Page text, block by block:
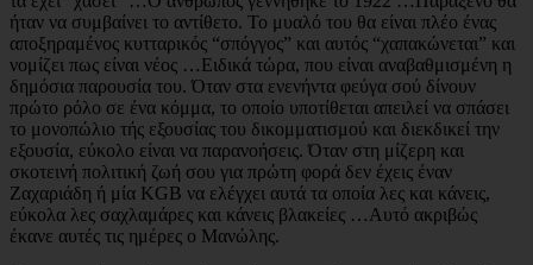
ήταν να συμβαίνει το αντίθετο. Το μυαλό του θα είναι πλέο ένας
αποξηραμένος κυτταρικός “σπόγγος” και αυτός “χαπακώνεται” και
νομίζει πως είναι νέος …Ειδικά τώρα, που είναι αναβαθμισμένη η
δημόσια παρουσία του. Όταν στα ενενήντα φεύγα σού δίνουν
πρώτο ρόλο σε ένα κόμμα, το οποίο υποτίθεται απειλεί να σπάσει
το μονοπώλιο τής εξουσίας του δικομματισμού και διεκδικεί την
εξουσία, εύκολο είναι να παρανοήσεις. Όταν στη μίζερη και
σκοτεινή πολιτική ζωή σου για πρώτη φορά δεν έχεις έναν
Ζαχαριάδη ή μία KGB να ελέγχει αυτά τα οποία λες και κάνεις,
εύκολα λες σαχλαμάρες και κάνεις βλακείες …Αυτό ακριβώς
έκανε αυτές τις ημέρες ο Μανώλης.